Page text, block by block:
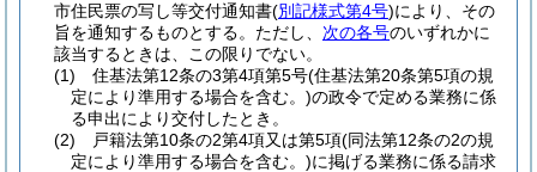
市住民票の写し等交付通知書(別記様式第4号)により、その
旨を通知するものとする。 ただし、 次の各号のいずれかに
該当するときは、この限りでない。
(1)
住基法第12条の3第4項第5号(住基法第20条第5項の規
定により準用する場合を含む。)の政令で定める業務に係
る申出により交付したとき。
(2)
戸籍法第10条の2第4項又は第5項(同法第12条の2の規
定により準用する場合を含む。)に掲げる業務に係る請求